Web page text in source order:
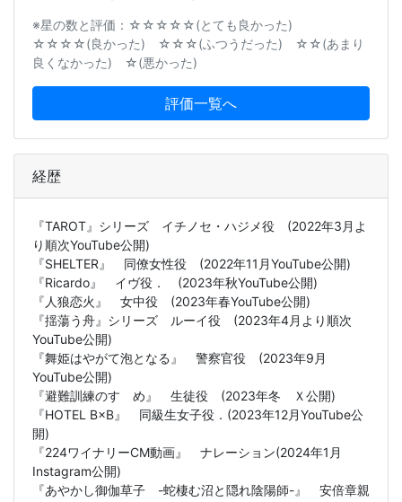
※星の数と評価：☆☆☆☆☆(とても良かった)
☆☆☆☆(良かった) ☆☆☆(ふつうだった) ☆☆(あまり
良くなかった) ☆(悪かった)
評価一覧へ
経歴
『TAROT』シリーズ イチノセ・ハジメ役 (2022年3月よ
り順次YouTube公開)
『SHELTER』 同僚女性役 (2022年11月YouTube公開)
『Ricardo』 イヴ役． (2023年秋YouTube公開)
『人狼恋火』 女中役 (2023年春YouTube公開)
『揺蕩う舟』シリーズ ルーイ役 (2023年4月より順次
YouTube公開)
『舞姫はやがて泡となる』 警察官役 (2023年9月
YouTube公開)
『避難訓練のすゝめ』 生徒役 (2023年冬 Ｘ公開)
『HOTEL B×B』 同級生女子役．(2023年12月YouTube公
開)
『224ワイナリーCM動画』 ナレーション(2024年1月
Instagram公開)
『あやかし御伽草子 -蛇棲む沼と隠れ陰陽師-』 安倍章親